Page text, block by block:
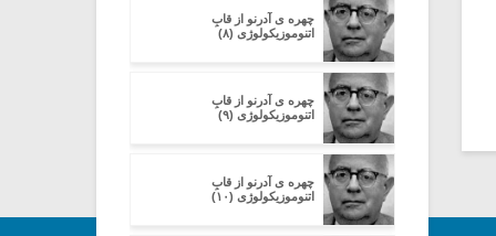
چهره ی آدرنو از قابِ
اتنوموزیکولوژی (۸)
چهره ی آدرنو از قابِ
اتنوموزیکولوژی (۹)
چهره ی آدرنو از قابِ
اتنوموزیکولوژی (۱۰)